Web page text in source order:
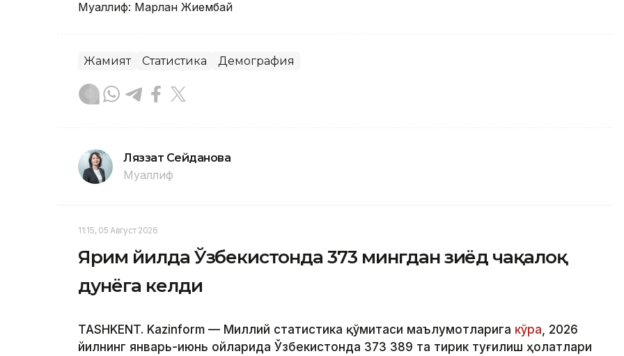
Муаллиф: Марлан Жиембай
Жамият Статистика Демография
Ляззат Сейданова
Муаллиф
11:15, 05 Август 2026
Ярим йилда Ўзбекистонда 373 мингдан зиёд чақалоқ
дунёга келди
TASHKENT. Kazinform — Миллий статистика қўмитаси маълумотларига кўра , 2026
йилнинг январь-июнь ойларида Ўзбекистонда 373 389 та тирик туғилиш ҳолатлари